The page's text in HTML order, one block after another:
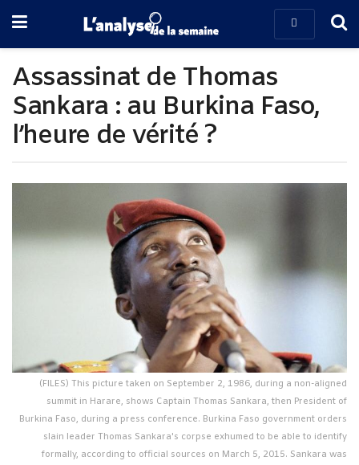
Assassinat de Thomas
Sankara : au Burkina Faso,
l’heure de vérité ?
(FILES) This picture taken on September 2, 1986, during a non-aligned
summit in Harare, shows Captain Thomas Sankara, then President of
Burkina Faso, during a press conference. Burkina Faso government orders
slain leader Thomas Sankara's corpse exhumed to be able to identify
formally, according to official sources on March 5, 2015. Sankara was